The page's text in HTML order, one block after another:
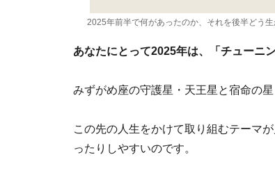
2025年前半で何があったのか、それを後半どう
あなたにとって2025年は、「チューニ
みずがめ座の守護星・天王星と宿命の
この先の人生をかけて取り組むテーマ
ったりしやすいのです。